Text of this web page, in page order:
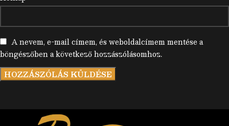
A nevem, e-mail címem, és weboldalcímem mentése a
böngészőben a következő hozzászólásomhoz.